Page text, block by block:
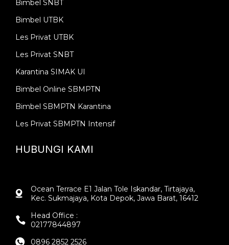
Bimbel SNBT
Bimbel UTBK
Les Privat UTBK
Les Privat SNBT
Karantina SIMAK UI
Bimbel Online SBMPTN
Bimbel SBMPTN Karantina
Les Privat SBMPTN Intensif
HUBUNGI KAMI
Ocean Terrace E1 Jalan Tole Iskandar, Tirtajaya,
Kec. Sukmajaya, Kota Depok, Jawa Barat, 16412
Head Office :
02177844897
0896 2852 2526